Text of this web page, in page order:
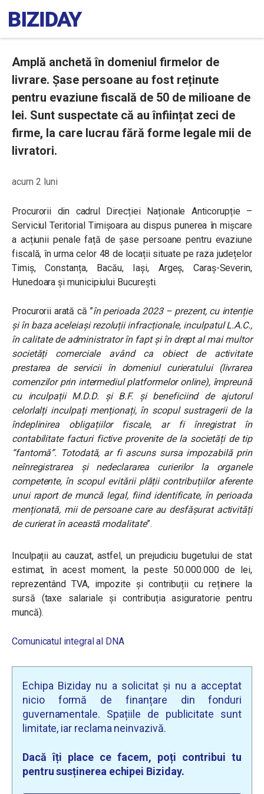
Amplă anchetă în domeniul firmelor de
livrare. Șase persoane au fost reținute
pentru evaziune fiscală de 50 de milioane de
lei. Sunt suspectate că au înființat zeci de
firme, la care lucrau fără forme legale mii de
livratori.
acum 2 luni
Procurorii din cadrul Direcției Naționale Anticorupție –
Serviciul Teritorial Timișoara au dispus punerea în mișcare
a acțiunii penale față de șase persoane pentru evaziune
fiscală, în urma celor 48 de locații situate pe raza județelor
Timiș, Constanța, Bacău, Iași, Argeș, Caraș-Severin,
Hunedoara și municipiului București.
Procurorii arată că ”în perioada 2023 – prezent, cu intenție
și în baza aceleiași rezoluții infracționale, inculpatul L.A.C.,
în calitate de administrator în fapt și în drept al mai multor
societăți comerciale având ca obiect de activitate
prestarea de servicii în domeniul curieratului (livrarea
comenzilor prin intermediul platformelor online), împreună
cu inculpații M.D.D. și B.F. și beneficiind de ajutorul
celorlalți inculpați menționați, în scopul sustragerii de la
îndeplinirea obligațiilor fiscale, ar fi înregistrat în
contabilitate facturi fictive provenite de la societăți de tip
“fantomă”. Totodată, ar fi ascuns sursa impozabilă prin
neînregistrarea și nedeclararea curierilor la organele
competente, în scopul evitării plății contribuțiilor aferente
unui raport de muncă legal, fiind identificate, în perioada
menționată, mii de persoane care au desfășurat activități
de curierat în această modalitate”.
Inculpații au cauzat, astfel, un prejudiciu bugetului de stat
estimat, în acest moment, la peste 50.000.000 de lei,
reprezentând TVA, impozite și contribuții cu reținere la
sursă (taxe salariale și contribuția asiguratorie pentru
muncă).
Comunicatul integral al DNA
Echipa Biziday nu a solicitat și nu a acceptat
nicio formă de finanțare din fonduri
guvernamentale. Spațiile de publicitate sunt
limitate, iar reclama neinvazivă.
Dacă îți place ce facem, poți contribui tu
pentru susținerea echipei Biziday.